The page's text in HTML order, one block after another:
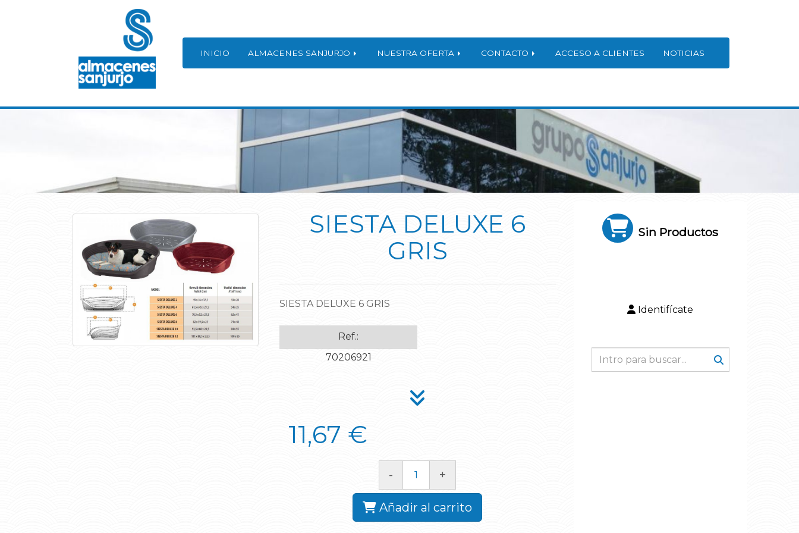
INICIO ALMACENES SANJURJO NUESTRA OFERTA CONTACTO ACCESO A CLIENTES NOTICIAS
SIESTA DELUXE 6
GRIS
SIESTA DELUXE 6 GRIS
Ref.:
70206921
11,67 €
- +
Añadir al carrito
Sin Productos
Identifícate